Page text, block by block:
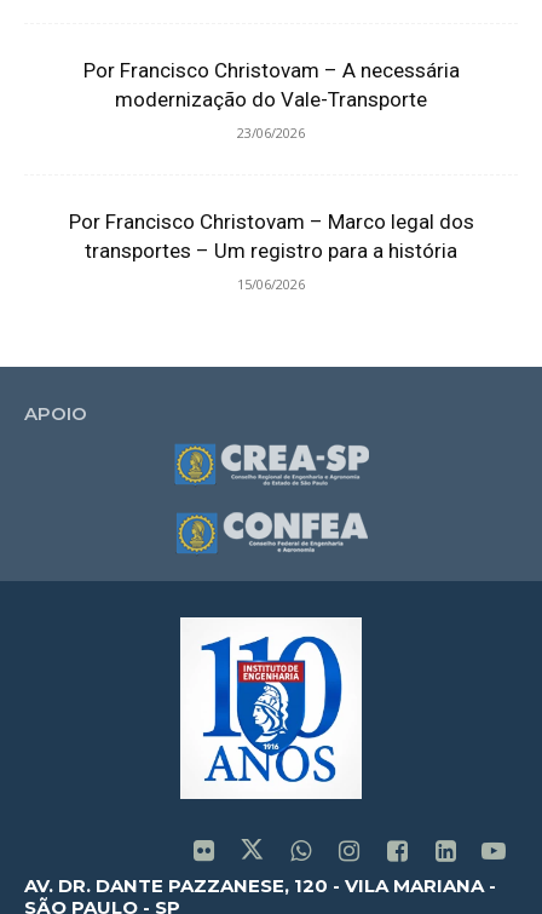
Por Francisco Christovam – A necessária
modernização do Vale-Transporte
23/06/2026
Por Francisco Christovam – Marco legal dos
transportes – Um registro para a história
15/06/2026
APOIO
AV. DR. DANTE PAZZANESE, 120 - VILA MARIANA -
SÃO PAULO - SP